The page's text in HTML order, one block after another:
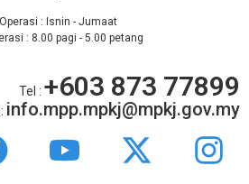
: Isnin - Jumaat
: 8.00 pagi - 5.00 petang
Tel : +603 873 77899
info.mpp.mpkj@mpkj.gov.my